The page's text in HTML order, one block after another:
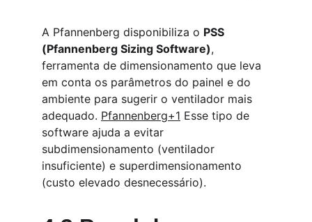
A Pfannenberg disponibiliza o PSS
(Pfannenberg Sizing Software),
ferramenta de dimensionamento que leva
em conta os parâmetros do painel e do
ambiente para sugerir o ventilador mais
adequado. Pfannenberg+1 Esse tipo de
software ajuda a evitar
subdimensionamento (ventilador
insuficiente) e superdimensionamento
(custo elevado desnecessário).